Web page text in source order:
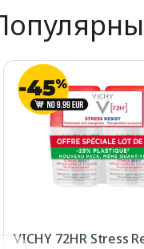
VICHY 72HR Stress